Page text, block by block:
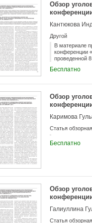
Обзор
Кантюкова
Другой
В материале
конференции
проведенной
Бесплатно
Обзор
Каримова
Статья обзорная
Бесплатно
Обзор
права, Уфа,
Галиуллина
Статья обзорная